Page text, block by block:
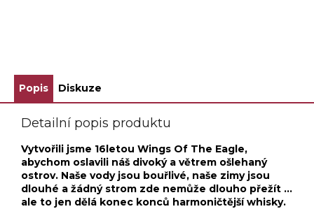
Popis Diskuze
Detailní popis produktu
Vytvořili jsme 16letou Wings Of The Eagle,
abychom oslavili náš divoký a větrem ošlehaný
ostrov. Naše vody jsou bouřlivé, naše zimy jsou
dlouhé a žádný strom zde nemůže dlouho přežít ...
ale to jen dělá konec konců harmoničtější whisky.